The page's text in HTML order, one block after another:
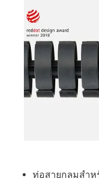
ท่อสายกลมสำห